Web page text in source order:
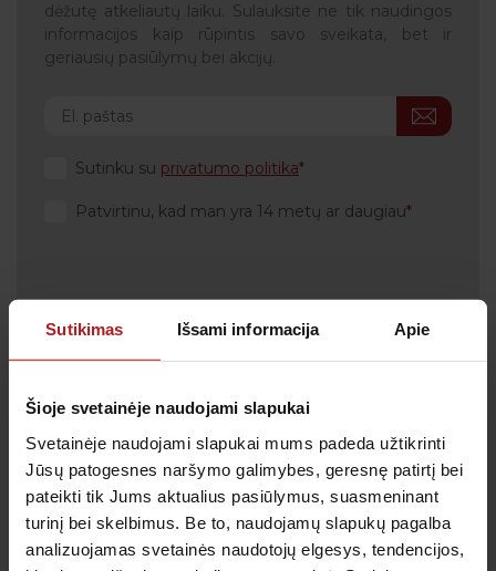
Sutikimas Išsami informacija Apie
Šioje svetainėje naudojami slapukai
Svetainėje naudojami slapukai mums padeda užtikrinti
Jūsų patogesnes naršymo galimybes, geresnę patirtį bei
pateikti tik Jums aktualius pasiūlymus, suasmeninant
turinį bei skelbimus. Be to, naudojamų slapukų pagalba
analizuojamas svetainės naudotojų elgesys, tendencijos,
dėžutę atkeliautų laiku. Sulauksite ne tik naudingos
informacijos kaip rūpintis savo sveikata, bet ir
geriausių pasiūlymų bei akcijų.
Sutinku su privatumo politika
Patvirtinu, kad man yra 14 metų ar daugiau
Klientų aptarnavimas
Tel.: (iš užsienio) 00-370-37-245330
Skambučiai į klientų aptarnavimo centro numerį
apmokestinami pagal Jūsų ryšio operatoriaus
taikomą tarifą.
El. paštas:pagalba@anteja.lt
Darbo laikas: